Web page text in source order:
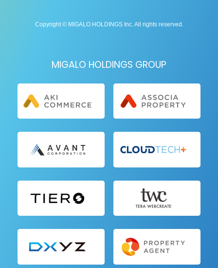
Copyright © MIGALO HOLDINGS Inc. All rights reserved.
MIGALO HOLDINGS GROUP